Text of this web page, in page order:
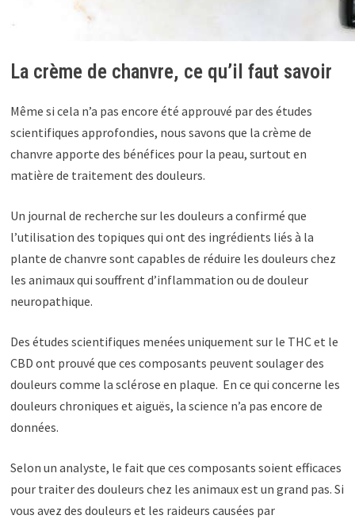
La crème de chanvre, ce qu’il faut savoir
Même si cela n’a pas encore été approuvé par des études
scientifiques approfondies, nous savons que la crème de
chanvre apporte des bénéfices pour la peau, surtout en
matière de traitement des douleurs.
Un journal de recherche sur les douleurs a confirmé que
l’utilisation des topiques qui ont des ingrédients liés à la
plante de chanvre sont capables de réduire les douleurs chez
les animaux qui souffrent d’inflammation ou de douleur
neuropathique.
Des études scientifiques menées uniquement sur le THC et le
CBD ont prouvé que ces composants peuvent soulager des
douleurs comme la sclérose en plaque. En ce qui concerne les
douleurs chroniques et aiguës, la science n’a pas encore de
données.
Selon un analyste, le fait que ces composants soient efficaces
pour traiter des douleurs chez les animaux est un grand pas. Si
vous avez des douleurs et les raideurs causées par